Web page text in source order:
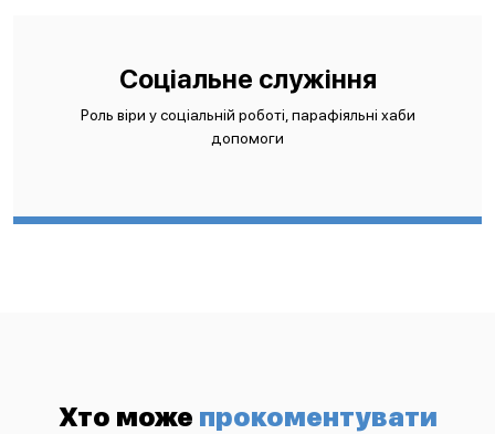
Соціальне служіння
Роль віри у соціальній роботі, парафіяльні хаби
допомоги
Хто може прокоментувати